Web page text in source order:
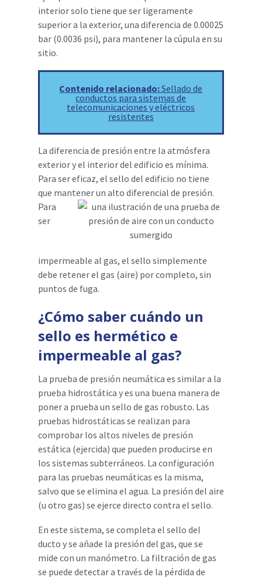
interior solo tiene que ser ligeramente
superior a la exterior, una diferencia de 0.00025
bar (0.0036 psi), para mantener la cúpula en su
sitio.
Contenido relacionado:Sellado de
conductos para sistemas de
telecomunicaciones y eléctricos
resistentes
La diferencia de presión entre la atmósfera
exterior y el interior del edificio es mínima.
Para ser eficaz, el sello del edificio no tiene
que mantener un alto diferencial de presión.
Para
ser
impermeable al gas, el sello simplemente
debe retener el gas (aire) por completo, sin
puntos de fuga.
¿Cómo saber cuándo un
sello es hermético e
impermeable al gas?
La prueba de presión neumática es similar a la
prueba hidrostática y es una buena manera de
poner a prueba un sello de gas robusto. Las
pruebas hidrostáticas se realizan para
comprobar los altos niveles de presión
estática (ejercida) que pueden producirse en
los sistemas subterráneos. La configuración
para las pruebas neumáticas es la misma,
salvo que se elimina el agua. La presión del aire
(u otro gas) se ejerce directo contra el sello.
En este sistema, se completa el sello del
ducto y se añade la presión del gas, que se
mide con un manómetro. La filtración de gas
se puede detectar a través de la pérdida de